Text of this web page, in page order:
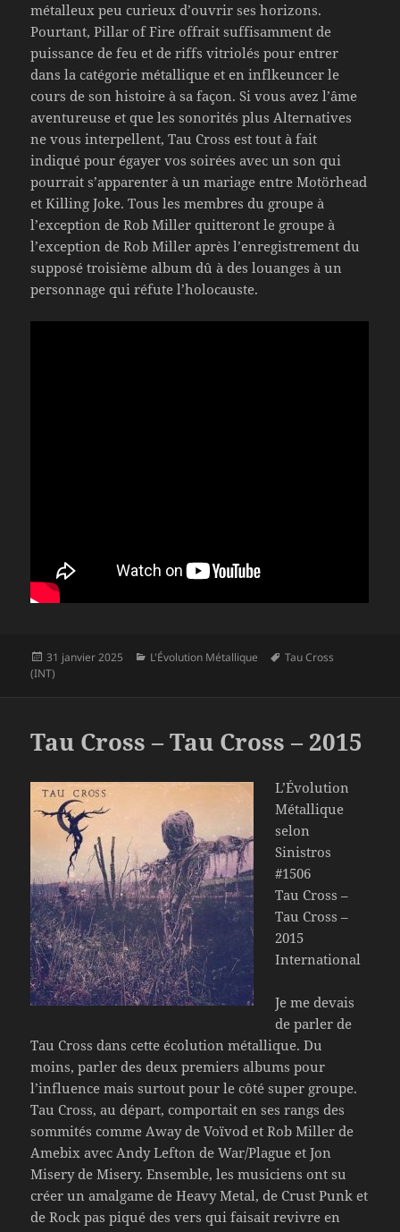
métalleux peu curieux d’ouvrir ses horizons.
Pourtant, Pillar of Fire offrait suffisamment de
puissance de feu et de riffs vitriolés pour entrer
dans la catégorie métallique et en inflkeuncer le
cours de son histoire à sa façon. Si vous avez l’âme
aventureuse et que les sonorités plus Alternatives
ne vous interpellent, Tau Cross est tout à fait
indiqué pour égayer vos soirées avec un son qui
pourrait s’apparenter à un mariage entre Motörhead
et Killing Joke. Tous les membres du groupe à
l’exception de Rob Miller quitteront le groupe à
l’exception de Rob Miller après l’enregistrement du
supposé troisième album dû à des louanges à un
personnage qui réfute l’holocauste.
Publié
le
31 janvier 2025 Catégories
L'Évolution Métallique
Mots-
Tau Cross
(INT)
Tau Cross – Tau Cross – 2015
L’Évolution
Métallique
selon
Sinistros
#1506
Tau Cross –
Tau Cross –
2015
International
Je me devais
de parler de
Tau Cross dans cette écolution métallique. Du
moins, parler des deux premiers albums pour
l’influence mais surtout pour le côté super groupe.
Tau Cross, au départ, comportait en ses rangs des
sommités comme Away de Voïvod et Rob Miller de
Amebix avec Andy Lefton de War/Plague et Jon
Misery de Misery. Ensemble, les musiciens ont su
créer un amalgame de Heavy Metal, de Crust Punk et
de Rock pas piqué des vers qui faisait revivre en